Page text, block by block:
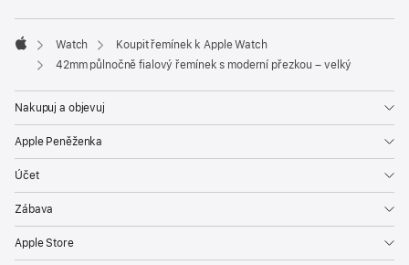
Apple
Watch
Koupit řemínek k Apple Watch
42mm půlnočně fialový řemínek s moderní přezkou – velký
Nakupuj a objevuj
Apple Peněženka
Účet
Zábava
Apple Store